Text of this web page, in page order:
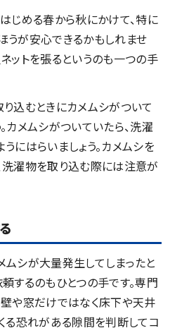
じめる春から秋にかけて、特に
が安心できるかもしれませ
ットを張るというのも一つの手
込むときにカメムシがついて
カメムシがついていたら、洗濯
にはらいましょう。カメムシを
濯物を取り込む際には注意が
シが大量発生してしまったと
するのもひとつの手です。専門
や窓だけではなく床下や天井
る恐れがある隙間を判断してコ